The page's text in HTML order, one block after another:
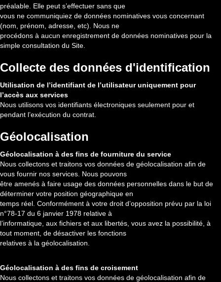
préalable. Elle peut s’effectuer sans que
vous ne communiquiez de données nominatives vous concernant
(nom, prénom, adresse, etc). Nous ne
procédons à aucun enregistrement de données nominatives pour la
simple consultation du Site.
Collecte des données d'identification
Utilisation de l’identifiant de l’utilisateur uniquement pour
l’accès aux services
Nous utilisons vos identifiants électroniques seulement pour et
pendant l’exécution du contrat.
Géolocalisation
Géolocalisation à des fins de fourniture du service
Nous collectons et traitons vos données de géolocalisation afin de
vous fournir nos services. Nous pouvons
être amenés à faire usage des données personnelles dans le but de
déterminer votre position géographique en
temps réel. Conformément à votre droit d’opposition prévu par la loi
n°78-17 du 6 janvier 1978 relative à
l’informatique, aux fichiers et aux libertés, vous avez la possibilité, à
tout moment, de désactiver les fonctions
relatives à la géolocalisation.
Géolocalisation à des fins de croisement
Nous collectons et traitons vos données de géolocalisation afin de